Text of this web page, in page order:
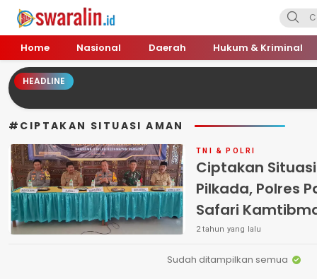
Swara Lin
Independent, Tajam & Profesional
Home Nasional Daerah Hukum & Kriminal
HEADLINE
#CIPTAKAN SITUASI AMAN
TNI & POLRI
Ciptakan
Pilkada, Polres
Safari
2 tahun yang lalu
Sudah ditampilkan semua